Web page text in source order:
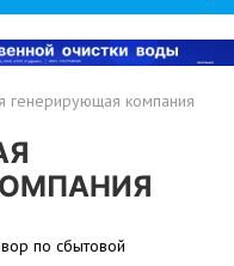
генерирующая компания